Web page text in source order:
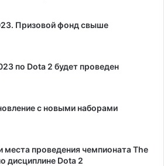
Призовой фонд свыше
по Dota 2 будет проведен
с новыми наборами
места проведения чемпионата The
дисциплине Dota 2